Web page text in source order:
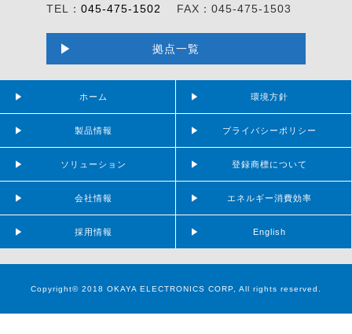
TEL： 045-475-1502 FAX：045-475-1503
拠点一覧
ホーム
製品情報
ソリューション
会社情報
採用情報
環境方針
プライバシーポリシー
登録商標について
エネルギー消費効率
English
Copyright© 2018 OKAYA ELECTRONICS CORP, All rights reserved.